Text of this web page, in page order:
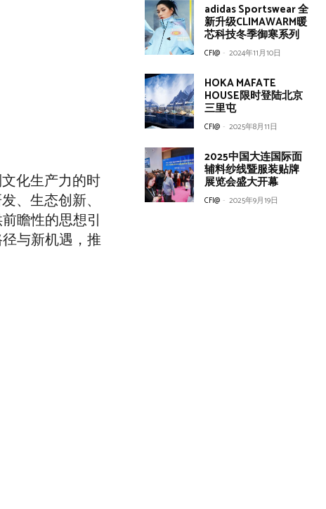
化生产力的时
、生态创新、
瞻性的思想引
与新机遇，推
adidas Sportswear 全
新升级CLIMAWARM暖
芯科技冬季御寒系列
CFI@ - 2024年11月10日
HOKA MAFATE
HOUSE限时登陆北京
三里屯
CFI@ - 2025年8月11日
2025中国大连国际面
辅料纱线暨服装贴牌
展览会盛大开幕
CFI@ - 2025年9月19日